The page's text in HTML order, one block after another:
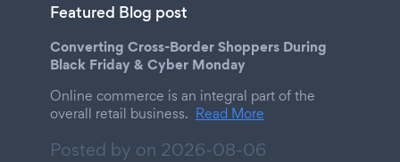
Featured Blog post
Converting Cross-Border Shoppers During
Black Friday & Cyber Monday
Online commerce is an integral part of the
overall retail business. Read More
Posted by on 2026-08-06